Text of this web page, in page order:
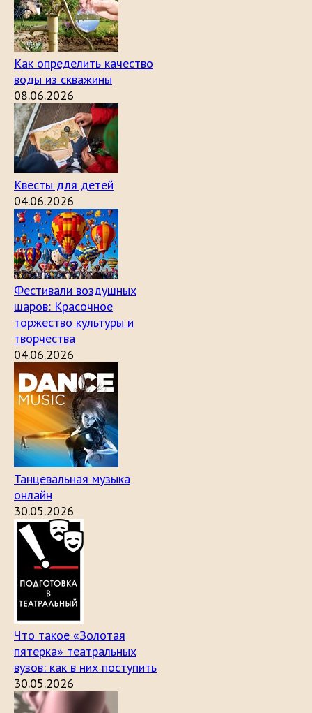
Как определить качество
воды из скважины
08.06.2026
Квесты для детей
04.06.2026
Фестивали воздушных
шаров: Красочное
торжество культуры и
творчества
04.06.2026
Танцевальная музыка
онлайн
30.05.2026
Что такое «Золотая
пятерка» театральных
вузов: как в них поступить
30.05.2026